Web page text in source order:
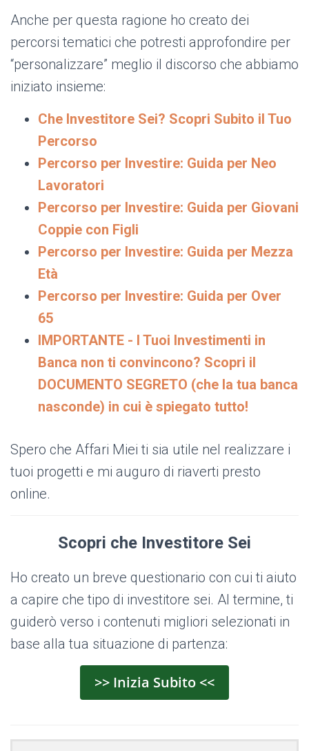
Anche per questa ragione ho creato dei
percorsi tematici che potresti approfondire per
“personalizzare” meglio il discorso che abbiamo
iniziato insieme:
Che Investitore Sei? Scopri Subito il Tuo
Percorso
Percorso per Investire: Guida per Neo
Lavoratori
Percorso per Investire: Guida per Giovani
Coppie con Figli
Percorso per Investire: Guida per Mezza
Età
Percorso per Investire: Guida per Over
65
IMPORTANTE - I Tuoi Investimenti in
Banca non ti convincono? Scopri il
DOCUMENTO SEGRETO (che la tua banca
nasconde) in cui è spiegato tutto!
Spero che Affari Miei ti sia utile nel realizzare i
tuoi progetti e mi auguro di riaverti presto
online.
Scopri che Investitore Sei
Ho creato un breve questionario con cui ti aiuto
a capire che tipo di investitore sei. Al termine, ti
guiderò verso i contenuti migliori selezionati in
base alla tua situazione di partenza:
>> Inizia Subito <<